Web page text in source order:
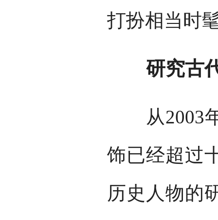
打扮相当时
研究古代
从2003年
饰已经超过
历史人物的